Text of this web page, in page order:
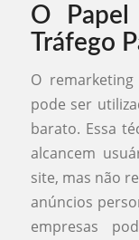
O Papel
Tráfego
O
pode ser
barato. Essa
alcancem
site, mas não
anúncios
empresas